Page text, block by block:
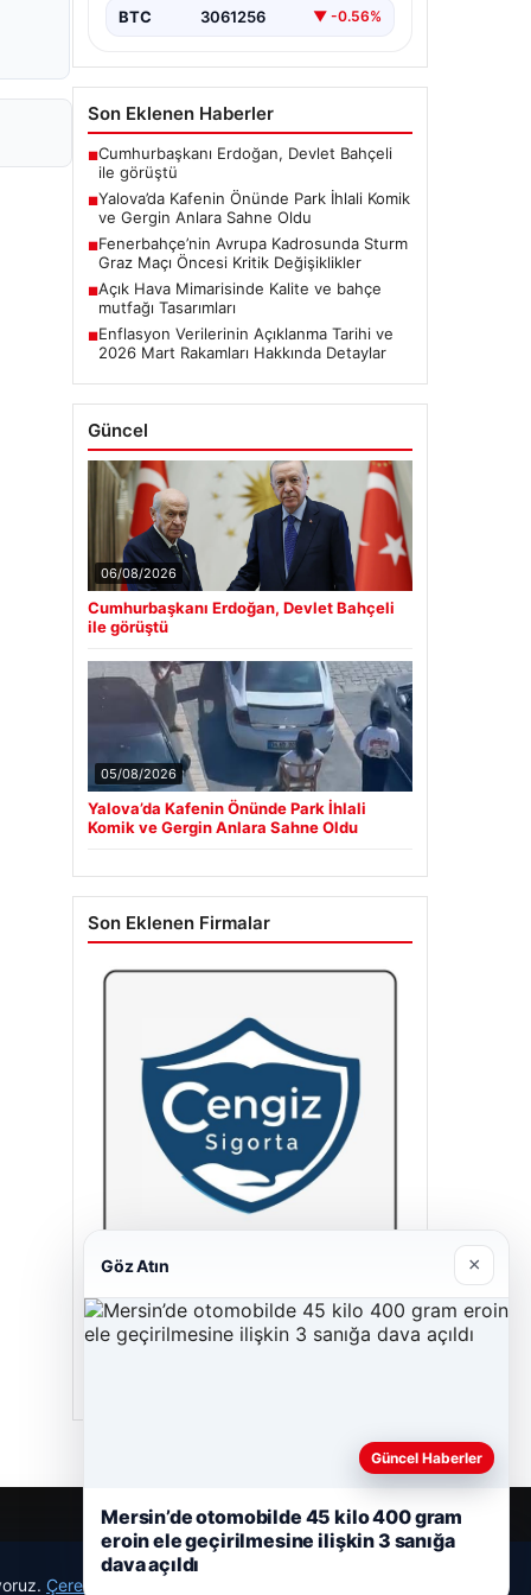
BTC 3061256 ▼ -0.56%
Son Eklenen Haberler
■Cumhurbaşkanı Erdoğan, Devlet Bahçeli
ile görüştü
■Yalova’da Kafenin Önünde Park İhlali Komik
ve Gergin Anlara Sahne Oldu
■Fenerbahçe’nin Avrupa Kadrosunda Sturm
Graz Maçı Öncesi Kritik Değişiklikler
■Açık Hava Mimarisinde Kalite ve bahçe
mutfağı Tasarımları
■Enflasyon Verilerinin Açıklanma Tarihi ve
2026 Mart Rakamları Hakkında Detaylar
Güncel
06/08/2026
Cumhurbaşkanı Erdoğan, Devlet Bahçeli
ile görüştü
05/08/2026
Yalova’da Kafenin Önünde Park İhlali
Komik ve Gergin Anlara Sahne Oldu
Son Eklenen Firmalar
Cengiz Sigorta
23/06/2026
Çerez Politikamız
Göz Atın ×
Güncel Haberler
Mersin’de otomobilde 45 kilo 400 gram
eroin ele geçirilmesine ilişkin 3 sanığa
dava açıldı